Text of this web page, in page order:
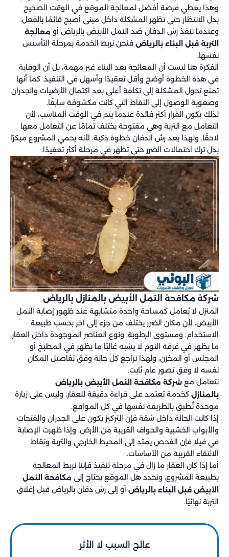
وهذا يعطي فرصة أفضل لمعالجة الموقع في الوقت الصحيح
بدل الانتظار حتى تظهر المشكلة داخل مبنى أصبح قائمًا بالفعل.
وعندما ننفذ رش الدفان ضد النمل الأبيض بالرياض أومعالجة
التربة قبل البناء بالرياضفنحن نربط الخدمة بمرحلة التأسيس
نفسها.
الفكرة هنا ليست أن المعالجة بعد البناء غير مهمة، بل أن الوقاية
في هذه الخطوة أوضح وأقل تعقيدًا وأسهل في التنفيذ. كما أنها
تمنع تحول المشكلة إلى تكلفة أعلى بعد اكتمال الأرضيات والجدران
وصعوبة الوصول إلى النقاط التي كانت مكشوفة سابقًا.
لذلك يكون القرار أكثر فائدة عندما يتم في الوقت المناسب، لأن
التعامل مع التربة وهي مفتوحة يختلف تمامًا عن التعامل معها
لاحقًا. ولهذا يعد رش الدفان خطوة ذكية، لأنه يحمي المشروع مبكرًا
بدل ترك احتمالات الضرر حتى تظهر في مرحلة أكثر تعقيدًا.
شركة مكافحة النمل الأبيض بالمنازل بالرياض
المنزل لا يُعامل كمساحة واحدة متشابهة عند ظهور إصابة النمل
الأبيض، لأن مكان الضرر يختلف من جزء إلى آخر بحسب طبيعة
الاستخدام، ومستوى الرطوبة، ونوع العناصر الموجودة داخل العقار.
ما يظهر في غرفة النوم لا يشبه غالبًا ما يظهر في المطبخ أو
المجلس أو المخزن، ولهذا نراجع كل حالة وفق تفاصيل المكان
نفسه لا وفق تصور عام ثابت.
نتعامل معشركة مكافحة النمل الأبيض بالرياض
بالمنازلكخدمة تعتمد على قراءة دقيقة للعقار، وليس على زيارة
موحدة تُطبق بالطريقة نفسها في كل المواقع.
إذا كانت الحالة داخل شقة فإن التركيز يكون على الجدران والفتحات
والأبواب الخشبية والحواف القريبة من الأرض. وإذا ظهرت الإصابة
في فيلا فإن الفحص يمتد إلى المحيط الخارجي والتربة ونقاط
الالتقاء القريبة من الأساسات.
أما إذا كان العقار ما زال في مرحلة تنفيذ فإننا نربط المعالجة
بطبيعة المشروع، ونحدد هل الموقع يحتاج إلى مكافحة النمل
الأبيض قبل البناء بالرياضأو إلى رش دفان بالرياض قبل إغلاق
التربة نهائيًا.
عالج السبب لا الأثر